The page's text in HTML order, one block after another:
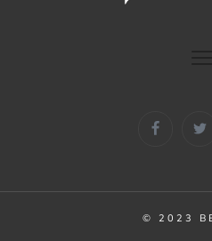
© 2023